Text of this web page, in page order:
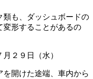
類も、ダッシュボードの
変形することがあるの
２９日（水）
開けた途端、車内から